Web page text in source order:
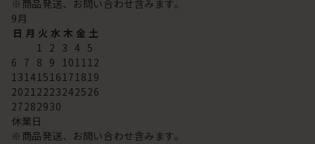
※商品発送、お問い合わせ含みます。
9月
日 月 火 水 木 金 土
1 2 3 4 5
6 7 8 9 101112
13141516171819
20212223242526
27282930
休業日
※商品発送、お問い合わせ含みます。